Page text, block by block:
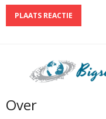
Over